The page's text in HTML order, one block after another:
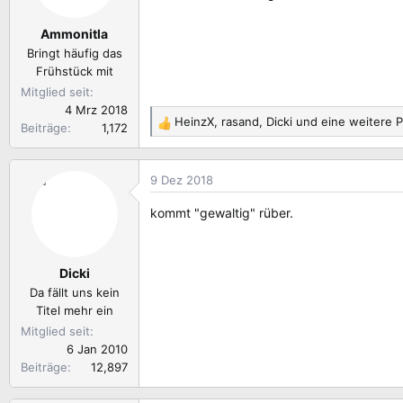
Ammonitla
Bringt häufig das
Frühstück mit
Mitglied seit
4 Mrz 2018
Beiträge
1,172
R
e
a
k
i
HeinzX, rasand, Dicki und eine weitere
Dicki
Da fällt uns kein
Titel mehr ein
Mitglied seit
6 Jan 2010
Beiträge
12,897
9 Dez 2018
kommt "gewaltig" rüber.